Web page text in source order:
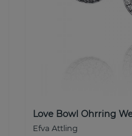
Love Bowl Ohrring
Efva Attling